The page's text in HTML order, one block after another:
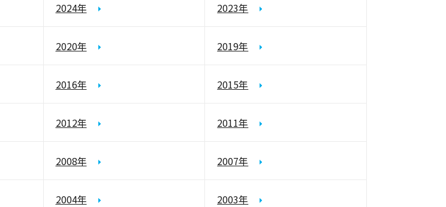
2024年 2023年
2020年 2019年
2016年 2015年
2012年 2011年
2008年 2007年
2004年 2003年